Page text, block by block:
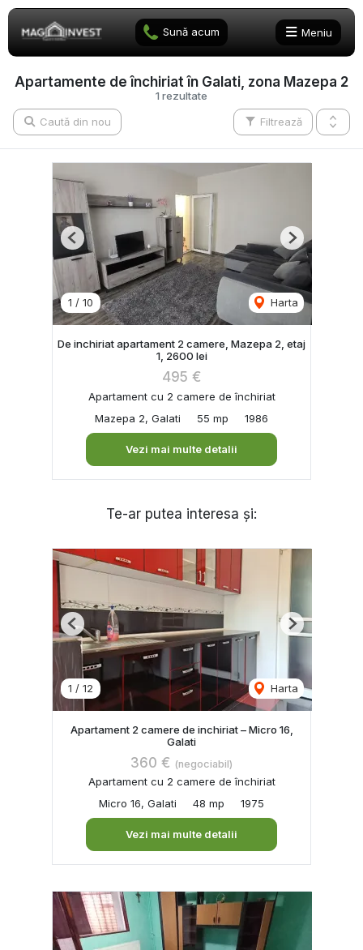
Sună acum Meniu
1 rezultate
Apartamente de închiriat în Galati, zona Mazepa 2
Filtrează
Caută din nou
1 / 10 Harta
Previous Next
De inchiriat apartament 2 camere, Mazepa 2, etaj
1, 2600 lei
495 €
Apartament cu 2 camere de închiriat
Mazepa 2, Galati
55 mp 1986
Vezi mai multe detalii
Te-ar putea interesa și:
1 / 12 Harta
Previous Next
Apartament 2 camere de inchiriat – Micro 16,
Galati
360 € (negociabil)
Apartament cu 2 camere de închiriat
Micro 16, Galati
48 mp 1975
Vezi mai multe detalii